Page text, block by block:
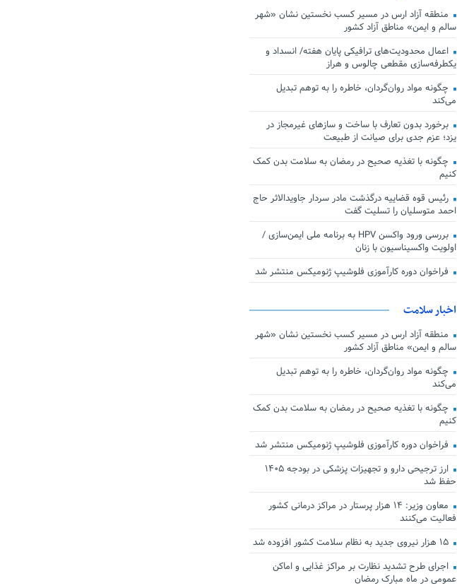
منطقه آزاد ارس در مسیر کسب نخستین نشان «شهر
سالم و ایمن» مناطق آزاد کشور
اعمال محدودیت‌های ترافیکی پایان هفته/ انسداد و
یکطرفه‌سازی مقطعی چالوس و هراز
چگونه مواد روان‌گردان، خاطره را به توهم تبدیل
می‌کند
برخورد بدون تعارف با ساخت‌ و سازهای غیرمجاز در
یزد؛ عزم جدی برای صیانت از طبیعت
چگونه با تغذیه صحیح در رمضان به سلامت بدن کمک
کنیم
رئیس قوه قضاییه درگذشت مادر سردار جاویدالاثر حاج
احمد متوسلیان را تسلیت گفت
بررسی ورود واکسن HPV به برنامه ملی ایمن‌سازی /
اولویت واکسیناسیون با زنان
فراخوان دوره کارآموزی فلوشیپ ژنومیکس منتشر شد
اخبار سلامت
منطقه آزاد ارس در مسیر کسب نخستین نشان «شهر
سالم و ایمن» مناطق آزاد کشور
چگونه مواد روان‌گردان، خاطره را به توهم تبدیل
می‌کند
چگونه با تغذیه صحیح در رمضان به سلامت بدن کمک
کنیم
فراخوان دوره کارآموزی فلوشیپ ژنومیکس منتشر شد
ارز ترجیحی دارو و تجهیزات پزشکی در بودجه ۱۴۰۵
حفظ شد
معاون وزیر: ۱۴ هزار پرستار در مراکز درمانی کشور
فعالیت می‌کنند
۱۵ هزار نیروی جدید به نظام سلامت کشور افزوده شد
اجرای طرح تشدید نظارت بر مراکز غذایی و اماکن
عمومی در ماه مبارک رمضان